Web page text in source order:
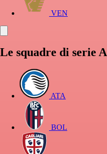
VEN
Le squadre di serie A
ATA
BOL